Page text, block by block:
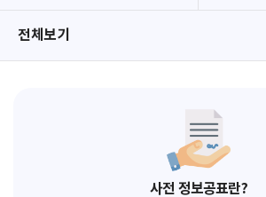
전체보기
사전 정보공표란?